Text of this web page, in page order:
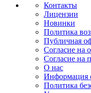
Контакты
Лицензии
Новинки
Политика
Публичная
Согласие на
Согласие на
О нас
Информация
Политика